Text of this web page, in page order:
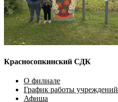
Красносопкинский СДК
О филиале
График работы учреждений
Афиша